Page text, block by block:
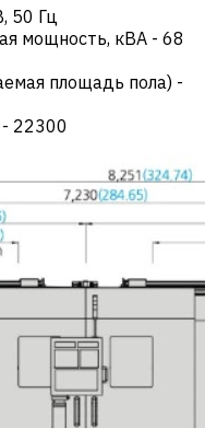
50 Гц
мощность, кВА - 68
площадь пола) -
- 22300